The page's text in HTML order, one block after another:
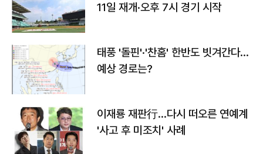
11일 재개·오후 7시 경기 시작
태풍 '돌핀'·'찬홈' 한반도 빗겨간다…
예상 경로는?
이재룡 재판行…다시 떠오른 연예계
'사고 후 미조치' 사례